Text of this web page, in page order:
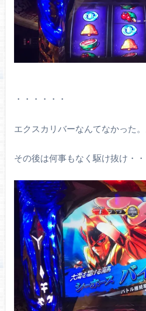
・・・・・・
エクスカリバーなんてなかった
その後は何事もなく駆け抜け・・